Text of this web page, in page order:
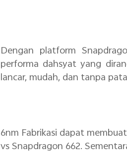
Dengan platform
performa dahsyat yang
lancar, mudah, dan tanpa
6nm Fabrikasi dapat
vs Snapdragon 662.